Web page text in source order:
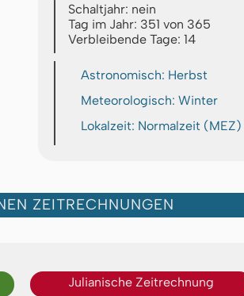
Schaltjahr: nein
Tag im Jahr: 351 von 365
Verbleibende Tage: 14
Astronomisch: Herbst
Meteorologisch: Winter
Lokalzeit: Normalzeit (MEZ)
ZEITRECHNUNGEN
Julianische Zeitrechnung